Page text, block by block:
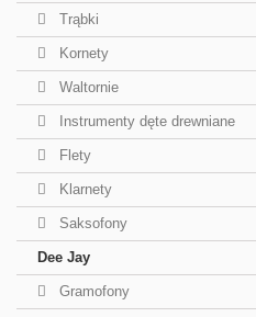
Trąbki
Kornety
Waltornie
Instrumenty dęte drewniane
Flety
Klarnety
Saksofony
Dee Jay
Gramofony